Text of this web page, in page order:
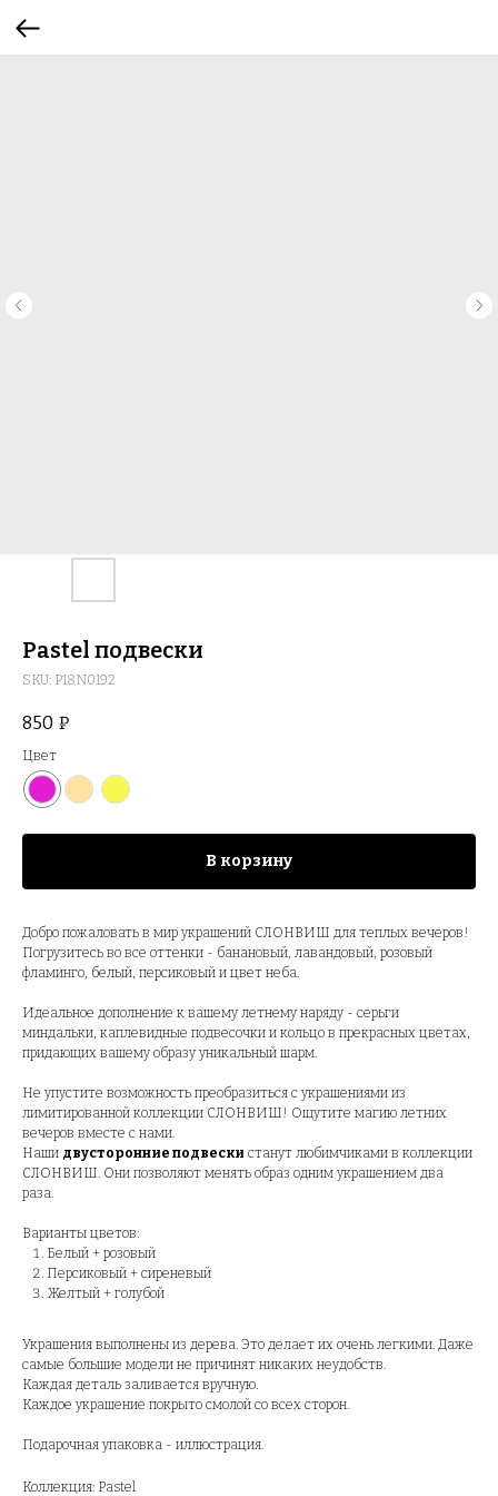
Pastel подвески
SKU: P18N0192
850 ₽
Цвет
В корзину
Добро пожаловать в мир украшений СЛОНВИШ для теплых вечеров!
Погрузитесь во все оттенки - банановый, лавандовый, розовый
фламинго, белый, персиковый и цвет неба.
Идеальное дополнение к вашему летнему наряду - серьги
миндальки, каплевидные подвесочки и кольцо в прекрасных цветах,
придающих вашему образу уникальный шарм.
Не упустите возможность преобразиться с украшениями из
лимитированной коллекции СЛОНВИШ! Ощутите магию летних
вечеров вместе с нами.
Наши двусторонние подвески станут любимчиками в коллекции
СЛОНВИШ. Они позволяют менять образ одним украшением два
раза.
Варианты цветов:
Белый + розовый
Персиковый + сиреневый
Желтый + голубой
Украшения выполнены из дерева. Это делает их очень легкими. Даже
самые большие модели не причинят никаких неудобств.
Каждая деталь заливается вручную.
Каждое украшение покрыто смолой со всех сторон.
Подарочная упаковка - иллюстрация.
Коллекция: Pastel